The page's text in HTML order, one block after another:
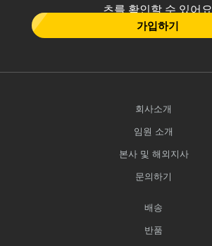
츠를 확인할 수 있어요
가입하기
회사소개
임원 소개
본사 및 해외지사
문의하기
배송
반품